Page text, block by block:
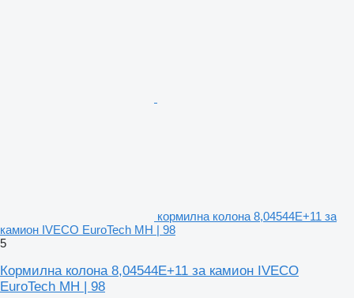
кормилна колона 8,04544E+11 за
камион IVECO EuroTech MH | 98
5
Кормилна колона 8,04544E+11 за камион IVECO
EuroTech MH | 98